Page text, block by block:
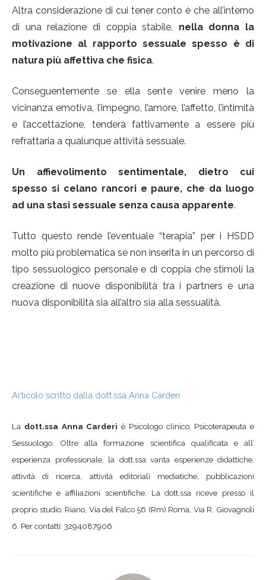
Altra considerazione di cui tener conto è che all’interno
di una relazione di coppia stabile, nella donna la
motivazione al rapporto sessuale spesso è di
natura più affettiva che fisica.
Conseguentemente se ella sente venire meno la
vicinanza emotiva, l’impegno, l’amore, l’affetto, l’intimità
e l’accettazione, tenderà fattivamente a essere più
refrattaria a qualunque attività sessuale.
Un affievolimento sentimentale, dietro cui
spesso si celano rancori e paure, che da luogo
ad una stasi sessuale senza causa apparente.
Tutto questo rende l’eventuale “terapia” per i HSDD
molto più problematica se non inserita in un percorso di
tipo sessuologico personale e di coppia che stimoli la
creazione di nuove disponibilità tra i partners e una
nuova disponibilità sia all’altro sia alla sessualità.
Articolo scritto dalla dott.ssa Anna Carderi
La dott.ssa Anna Carderi è Psicologo clinico, Psicoterapeuta e
Sessuologo. Oltre alla formazione scientifica qualificata e all’
esperienza professionale, la dott.ssa vanta esperienze didattiche,
attività di ricerca, attività editoriali mediatiche, pubblicazioni
scientifiche e affiliazioni scientifiche. La dott.ssa riceve presso il
proprio studio: Riano, Via del Falco 56 (Rm) Roma, Via R. Giovagnoli
6. Per contatti: 3294087906